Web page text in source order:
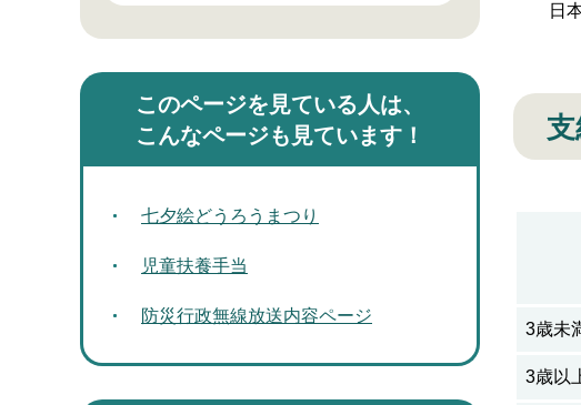
日本
3歳未
3歳以
このページを見ている人は、
こんなページも見ています！
七夕絵どうろうまつり
児童扶養手当
防災行政無線放送内容ページ